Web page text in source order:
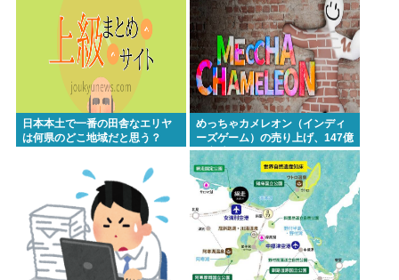
日本本土で一番の田舎なエリヤ
は何県のどこ地域だと思う？
めっちゃカメレオン（インディ
ーズゲーム）の売り上げ、147億
円突破www